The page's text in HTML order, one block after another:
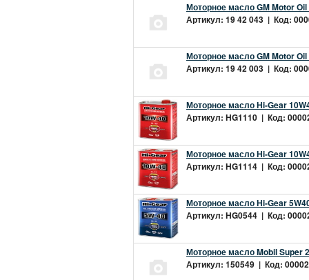
Моторное масло GM Motor Oil
Артикул: 19 42 043 | Код:
Моторное масло GM Motor
Артикул: 19 42 003 | Код:
Моторное масло Hi-Gear
Артикул: HG1110 | Код:
Моторное масло Hi-Gear
Артикул: HG1114 | Код:
Моторное масло Hi-Gear
Артикул: HG0544 | Код:
Моторное масло Mobil Super
Артикул: 150549 | Код: